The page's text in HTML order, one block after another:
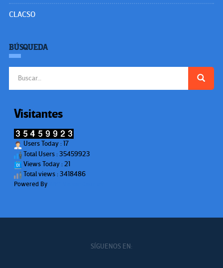
CLACSO
BÚSQUEDA
Visitantes
Users Today : 17
Total Users : 35459923
Views Today : 21
Total views : 3418486
Powered By
SÍGUENOS EN: